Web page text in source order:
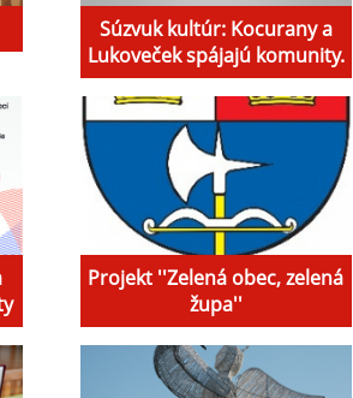
Súzvuk kultúr: Kocurany a
Lukoveček spájajú komunity.
Projekt ''Zelená obec, zelená
župa''